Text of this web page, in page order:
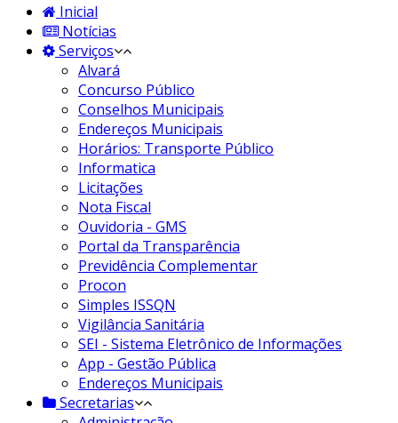
Inicial
Notícias
Serviços
Alvará
Concurso Público
Conselhos Municipais
Endereços Municipais
Horários: Transporte Público
Informatica
Licitações
Nota Fiscal
Ouvidoria - GMS
Portal da Transparência
Previdência Complementar
Procon
Simples ISSQN
Vigilância Sanitária
SEI - Sistema Eletrônico de Informações
App - Gestão Pública
Endereços Municipais
Secretarias